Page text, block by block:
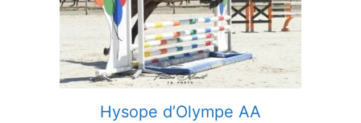
Hysope d’Olympe AA